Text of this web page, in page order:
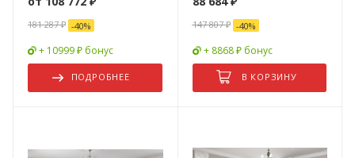
181 287 ₽ -40%
+ 10999 ₽ бонус
ПОДРОБНЕЕ
147 807₽ -40%
+ 8868 ₽ бонус
В КОРЗИНУ